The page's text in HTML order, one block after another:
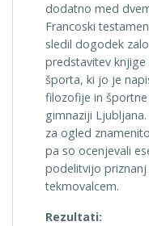
dodatno med
Francoski
sledil dogodek
predstavitev
športa, ki jo je
filozofije in športne
gimnaziji
za ogled
pa so ocenjevali
podelitvijo
tekmovalcem.
Rezultati: